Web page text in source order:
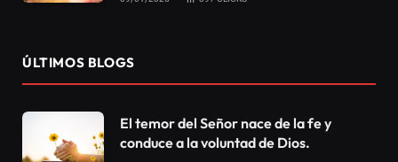
muchos reflexionan sobre los pasos del Señor Jesús
hasta la consumación de Su sacrificio en la Cruz. Los
dolores y aflicciones sufridas por el Dios-Hijo,
además del peso de su significado –es decir, la